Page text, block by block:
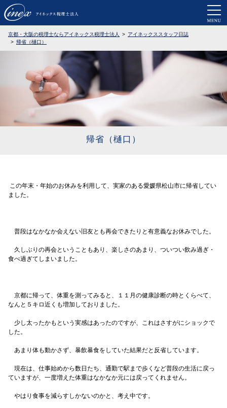
京都・大阪で税務調査に強い税理士な
京都・大阪の税理士ならアイネックス税理士法人
アイネックススタッフ日誌
帰省（樋口）
帰省（樋口）
この年末・年始のお休みを利用して、実家のある愛媛県松山市に帰省してい
ました。
普段はなかなか会えない旧友とも再会できたりと有意義なお休みでした。
久しぶりの再会ということもあり、楽しさのあまり、ついつい飲み過ぎ・
食べ過ぎてしまいました。
京都に帰って、体重を測ってみると、１１月の健康診断の時とくらべて、
なんと５キロ近くも増加しておりました。
少し太ったかもという実感はあったのですが、これはさすがにショックで
した。
あまり体も動かさず、暴飲暴食をしていた結果だと反省しています。
現在は、仕事始めから数日たち、通勤で駅まで歩くなど普段の生活に戻っ
ていますが、一度増えた体重はなかなか元には戻ってくれません。
やはり食事を減らすしかないのかと、考え中です。